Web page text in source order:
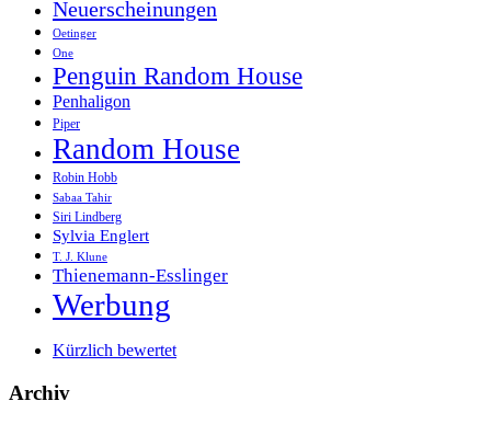
Neuerscheinungen
Oetinger
One
Penguin Random House
Penhaligon
Piper
Random House
Robin Hobb
Sabaa Tahir
Siri Lindberg
Sylvia Englert
T. J. Klune
Thienemann-Esslinger
Werbung
Kürzlich bewertet
Archiv